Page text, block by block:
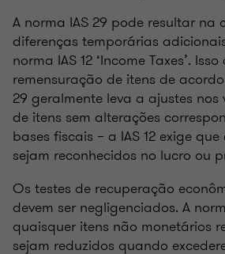
A norma IAS 29 pode resultar na
diferenças temporárias
norma IAS 12 ‘Income Taxes’.
remensuração de itens de
29 geralmente leva a ajustes nos
de itens sem alterações
bases fiscais – a IAS 12 exige que
sejam reconhecidos no lucro ou
Os testes de recuperação
devem ser negligenciados. A
quaisquer itens não monetários
sejam reduzidos quando